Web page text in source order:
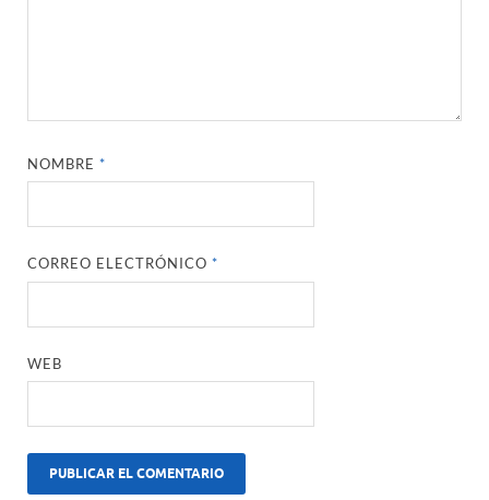
NOMBRE*
CORREO ELECTRÓNICO*
WEB